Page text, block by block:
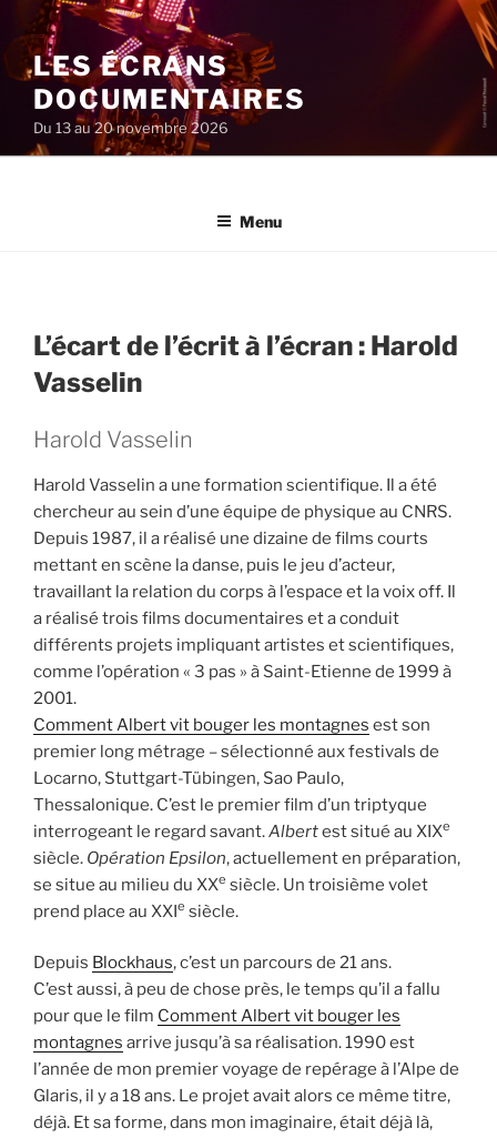
au
contenu
principal
LES ÉCRANS
DOCUMENTAIRES
Du 13 au 20 novembre 2026
Menu
L’écart de l’écrit à l’écran : Harold
Vasselin
Harold Vasselin
Harold Vasselin a une formation scientifique. Il a été
chercheur au sein d’une équipe de physique au CNRS.
Depuis 1987, il a réalisé une dizaine de films courts
mettant en scène la danse, puis le jeu d’acteur,
travaillant la relation du corps à l’espace et la voix off. Il
a réalisé trois films documentaires et a conduit
différents projets impliquant artistes et scientifiques,
comme l’opération « 3 pas » à Saint-Etienne de 1999 à
2001.
Comment Albert vit bouger les montagnes est son
premier long métrage – sélectionné aux festivals de
Locarno, Stuttgart-Tübingen, Sao Paulo,
Thessalonique. C’est le premier film d’un triptyque
interrogeant le regard savant.Albertest situé au XIXe
siècle. Opération Epsilon, actuellement en préparation,
se situe au milieu du XXe siècle. Un troisième volet
prend place au XXIe siècle.
Depuis Blockhaus, c’est un parcours de 21 ans.
C’est aussi, à peu de chose près, le temps qu’il a fallu
pour que le film Comment Albert vit bouger les
montagnes arrive jusqu’à sa réalisation. 1990 est
l’année de mon premier voyage de repérage à l’Alpe de
Glaris, il y a 18 ans. Le projet avait alors ce même titre,
déjà. Et sa forme, dans mon imaginaire, était déjà là,